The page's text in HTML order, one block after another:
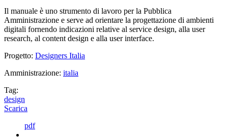
Il manuale è uno strumento di lavoro per la Pubblica
Amministrazione e serve ad orientare la progettazione di ambienti
digitali fornendo indicazioni relative al service design, alla user
research, al content design e alla user interface.
Progetto: Designers Italia
Amministrazione: italia
Tag:
design
Scarica
pdf